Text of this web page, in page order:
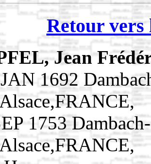
Retour vers
Jean
1692
1753